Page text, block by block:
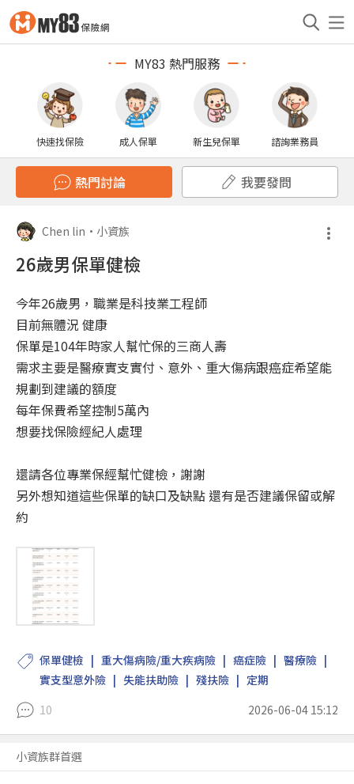
MY83 熱門服務
快速找保險 成人保單 新生兒保單 諮詢業務員
熱門討論 我要發問
Chen lin • 小資族
26歲男保單健檢
今年26歲男，職業是科技業工程師
目前無體況 健康
保單是104年時家人幫忙保的三商人壽
需求主要是醫療實支實付、意外、重大傷病跟癌症希望能
規劃到建議的額度
每年保費希望控制5萬內
想要找保險經紀人處理
還請各位專業保經幫忙健檢，謝謝
另外想知道這些保單的缺口及缺點 還有是否建議保留或解
約
保單健檢 重大傷病險/重大疾病險 癌症險
醫療險
實支型意外險
失能扶助險 殘扶險
定期
10
2026-06-04 15:12
小資族群首選